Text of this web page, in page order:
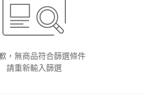
，無商品符合篩選條件
請重新輸入篩選